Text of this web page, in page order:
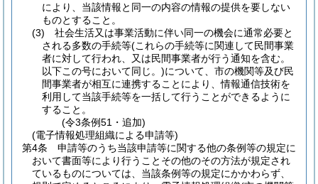
により、当該情報と同一の内容の情報の提供を要しない
ものとすること。
(3)
社会生活又は事業活動に伴い同一の機会に通常必要と
される多数の手続等(これらの手続等に関連して民間事業
者に対して行われ、又は民間事業者が行う通知を含む。
以下この号において同じ。)について、市の機関等及び民
間事業者が相互に連携することにより、情報通信技術を
利用して当該手続等を一括して行うことができるように
すること。
(令3条例51・追加)
(電子情報処理組織による申請等)
第4条
申請等のうち当該申請等に関する他の条例等の規定に
おいて書面等により行うことその他のその方法が規定され
ているものについては、当該条例等の規定にかかわらず、